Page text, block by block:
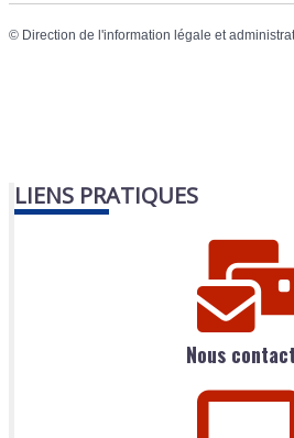
© Direction de l'information légale et
LIENS PRATIQUES
Nous